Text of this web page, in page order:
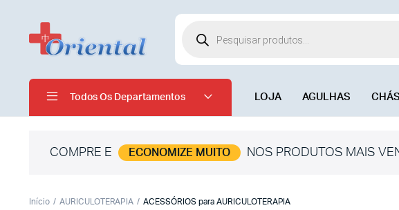
Todos Os Departamentos LOJA AGULHAS CHÁS
COMPRE E ECONOMIZE MUITO NOS PRODUTOS MAIS
Início AURICULOTERAPIA ACESSÓRIOS para AURICULOTERAPIA